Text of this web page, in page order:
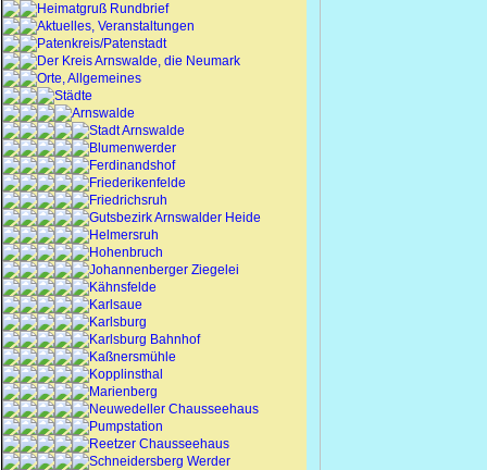
Heimatgruß Rundbrief
Aktuelles, Veranstaltungen
Patenkreis/Patenstadt
Der Kreis Arnswalde, die Neumark
Orte, Allgemeines
Städte
Arnswalde
Stadt Arnswalde
Blumenwerder
Ferdinandshof
Friederikenfelde
Friedrichsruh
Gutsbezirk Arnswalder Heide
Helmersruh
Hohenbruch
Johannenberger Ziegelei
Kähnsfelde
Karlsaue
Karlsburg
Karlsburg Bahnhof
Kaßnersmühle
Kopplinsthal
Marienberg
Neuwedeller Chausseehaus
Pumpstation
Reetzer Chausseehaus
Schneidersberg Werder